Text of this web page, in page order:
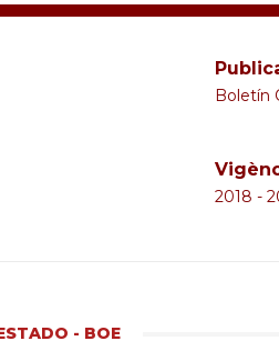
Boletín
2018 -
- BOE